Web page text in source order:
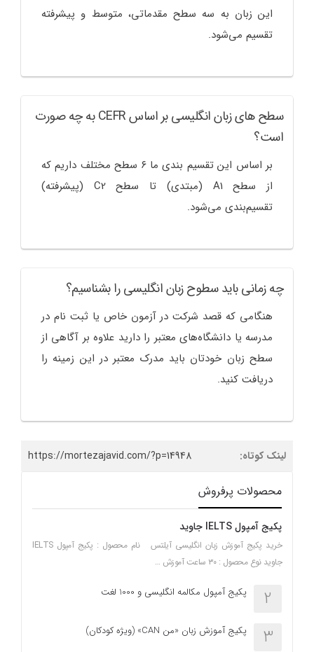
این زبان به سه سطح مقدماتی، متوسط و پیشرفته
تقسیم می‌شود.
سطح های زبان انگلیسی بر اساس CEFR به چه صورت
است؟
بر اساس این تقسیم بندی ما ۶ سطح مختلف داریم که
از سطح A1 (مبتدی) تا سطح C2 (پیشرفته)
تقسیم‌بندی می‌شود.
چه زمانی باید سطوح زبان انگلیسی را بشناسیم؟
هنگامی که قصد شرکت در آزمون خاص یا ثبت نام در
مدرسه یا دانشگاه‌های معتبر را دارید علاوه بر آگاهی از
سطح زبان خودتان باید مدرک معتبر در این زمینه را
دریافت کنید.
لینک کوتاه: https://mortezajavid.com/?p=14948
محصولات پرفروش
پکیج آمپول IELTS جاوید
خرید پکیج آموزش زبان انگلیسی آیلتس نام محصول : پکیج آمپول IELTS
جاوید نوع محصول : ۳۰ ساعت آموزش …
2 پکیج آمپول مکالمه انگلیسی و 1000 لغت
3 پکیج آموزش زبان «من CAN» (ویژه کودکان)